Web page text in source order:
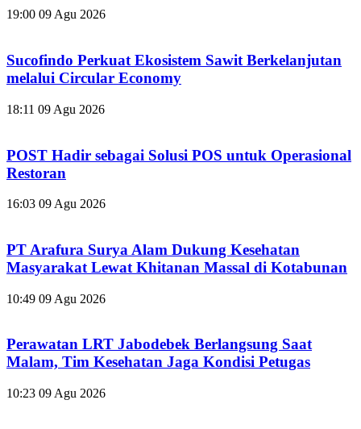
19:00 09 Agu 2026
Sucofindo Perkuat Ekosistem Sawit Berkelanjutan
melalui Circular Economy
18:11 09 Agu 2026
POST Hadir sebagai Solusi POS untuk Operasional
Restoran
16:03 09 Agu 2026
PT Arafura Surya Alam Dukung Kesehatan
Masyarakat Lewat Khitanan Massal di Kotabunan
10:49 09 Agu 2026
Perawatan LRT Jabodebek Berlangsung Saat
Malam, Tim Kesehatan Jaga Kondisi Petugas
10:23 09 Agu 2026